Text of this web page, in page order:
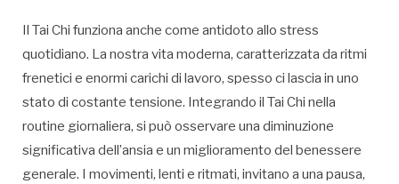
Il Tai Chi funziona anche come antidoto allo stress
quotidiano. La nostra vita moderna, caratterizzata da ritmi
frenetici e enormi carichi di lavoro, spesso ci lascia in uno
stato di costante tensione. Integrando il Tai Chi nella
routine giornaliera, si può osservare una diminuzione
significativa dell’ansia e un miglioramento del benessere
generale. I movimenti, lenti e ritmati, invitano a una pausa,